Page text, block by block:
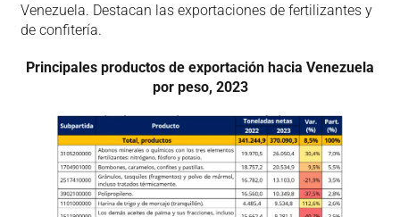
Venezuela. Destacan las exportaciones de fertilizantes y
de confitería.
Principales productos de exportación hacia Venezuela
por peso, 2023